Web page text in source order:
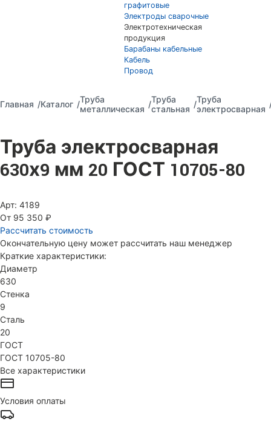
графитовые
Электроды сварочные
Электротехническая
продукция
Барабаны кабельные
Кабель
Провод
Главная Каталог
Труба
металлическая
Труба
стальная
Труба
электросварная
Труба электросварная
630х9 мм 20 ГОСТ 10705-80
Арт: 4189
От 95 350 ₽
Рассчитать стоимость
Окончательную цену может рассчитать наш менеджер
Краткие характеристики:
Диаметр
630
Стенка
9
Сталь
20
ГОСТ
ГОСТ 10705-80
Все характеристики
Условия оплаты